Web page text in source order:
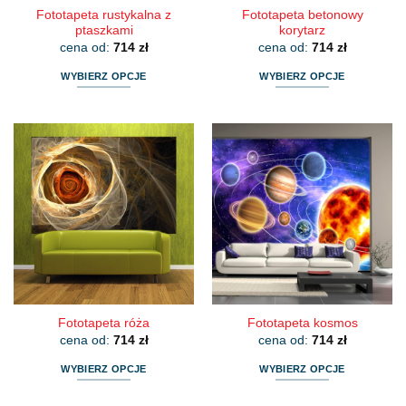
Fototapeta rustykalna z
ptaszkami
cena od: 714 zł
WYBIERZ OPCJE
ma
wiele
wariantów.
Opcje
można
wybrać
na
produktu
Fototapeta betonowy
korytarz
cena od: 714 zł
WYBIERZ OPCJE
ma
wiele
wariantów.
Opcje
można
wybrać
na
stronie
produktu
Fototapeta róża
cena od: 714 zł
WYBIERZ OPCJE
Fototapeta kosmos
cena od: 714 zł
WYBIERZ OPCJE